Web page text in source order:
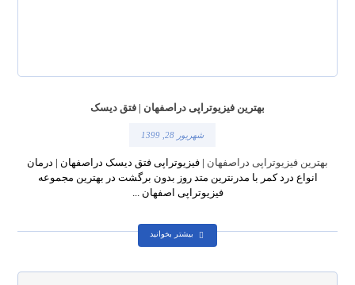
بهترین فیزیوتراپی دراصفهان | فتق دیسک
شهریور 28, 1399
بهترین فیزیوتراپی دراصفهان | فیزیوتراپی فتق دیسک دراصفهان | درمان
انواع درد کمر با مدرنترین متد روز بدون برگشت در بهترین مجموعه
فیزیوتراپی اصفهان ...
بیشتر بخوانید